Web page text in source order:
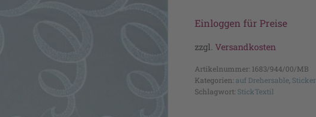
Einloggen für Preise
zzgl. Versandkosten
Artikelnummer: 1683/944/00/MB
Kategorien: auf Drehersable,
Schlagwort: StickTextil